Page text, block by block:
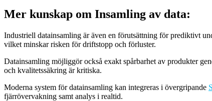
Mer kunskap om Insamling av data:
Industriell datainsamling är även en förutsättning för prediktivt
vilket minskar risken för driftstopp och förluster.
Datainsamling möjliggör också exakt spårbarhet av produkter
och kvalitetssäkring är kritiska.
Moderna system för datainsamling kan integreras i övergripande
fjärrövervakning samt analys i realtid.